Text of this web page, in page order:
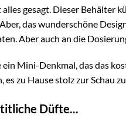
gesagt. Dieser Behälter
das wunderschöne
Aber auch an die
ein Mini-Denkmal, das das
es zu Hause stolz zur Schau
Düfte...